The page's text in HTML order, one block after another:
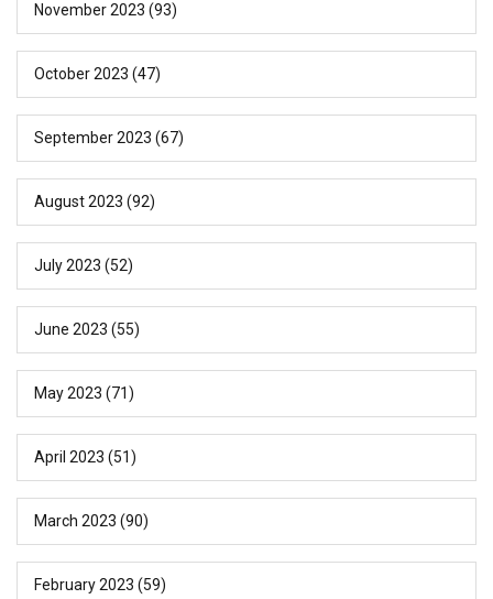
November 2023 (93)
October 2023 (47)
September 2023 (67)
August 2023 (92)
July 2023 (52)
June 2023 (55)
May 2023 (71)
April 2023 (51)
March 2023 (90)
February 2023 (59)